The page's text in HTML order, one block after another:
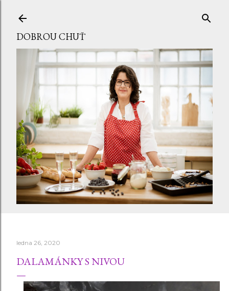
DOBROU CHUŤ
ledna 26, 2020
DALAMÁNKY S NIVOU